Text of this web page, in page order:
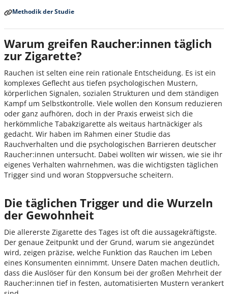
Methodik der Studie
Warum greifen Raucher:innen täglich
zur Zigarette?
Rauchen ist selten eine rein rationale Entscheidung. Es ist ein
komplexes Geflecht aus tiefen psychologischen Mustern,
körperlichen Signalen, sozialen Strukturen und dem ständigen
Kampf um Selbstkontrolle. Viele wollen den Konsum reduzieren
oder ganz aufhören, doch in der Praxis erweist sich die
herkömmliche Tabakzigarette als weitaus hartnäckiger als
gedacht. Wir haben im Rahmen einer Studie das
Rauchverhalten und die psychologischen Barrieren deutscher
Raucher:innen untersucht. Dabei wollten wir wissen, wie sie ihr
eigenes Verhalten wahrnehmen, was die wichtigsten täglichen
Trigger sind und woran Stoppversuche scheitern.
Die täglichen Trigger und die Wurzeln
der Gewohnheit
Die allererste Zigarette des Tages ist oft die aussagekräftigste.
Der genaue Zeitpunkt und der Grund, warum sie angezündet
wird, zeigen präzise, welche Funktion das Rauchen im Leben
eines Konsumenten einnimmt. Unsere Daten machen deutlich,
dass die Auslöser für den Konsum bei der großen Mehrheit der
Raucher:innen tief in festen, automatisierten Mustern verankert